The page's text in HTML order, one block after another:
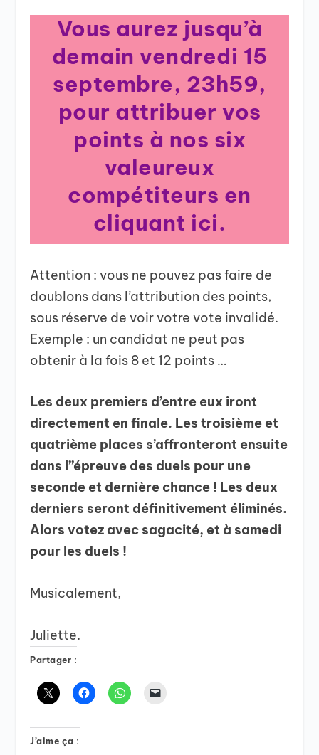
Vous aurez jusqu’à
demain vendredi 15
septembre, 23h59,
pour attribuer vos
points à nos six
valeureux
compétiteurs en
cliquant ici.
Attention : vous ne pouvez pas faire de
doublons dans l’attribution des points,
sous réserve de voir votre vote invalidé.
Exemple : un candidat ne peut pas
obtenir à la fois 8 et 12 points …
Les deux premiers d’entre eux iront
directement en finale. Les troisième et
quatrième places s’affronteront ensuite
dans l’’épreuve des duels pour une
seconde et dernière chance ! Les deux
derniers seront définitivement éliminés.
Alors votez avec sagacité, et à samedi
pour les duels !
Musicalement,
Juliette.
Partager :
J’aime ça :